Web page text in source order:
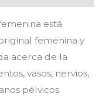
está
femenina y
acerca de la
vasos, nervios,
pélvicos